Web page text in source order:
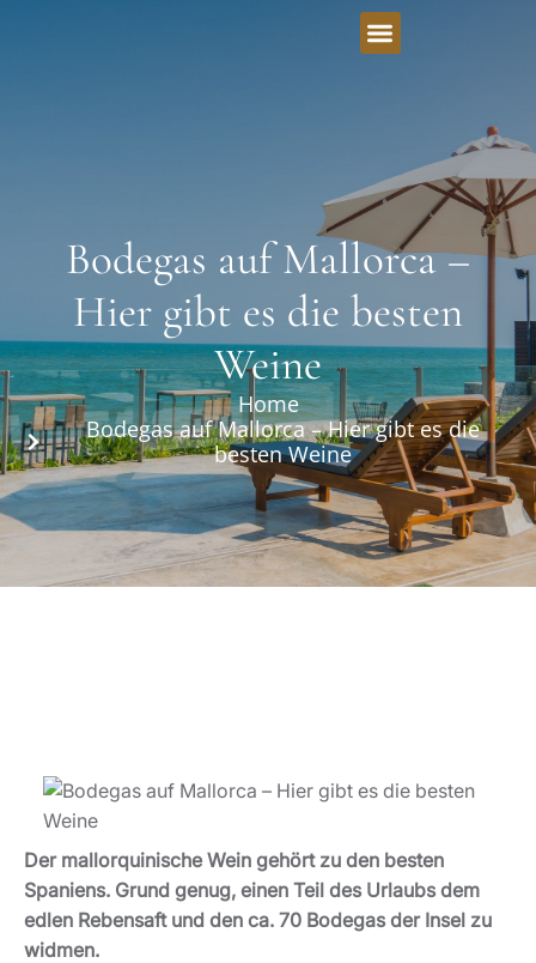
Bodegas auf Mallorca –
Hier gibt es die besten
Weine
Home
Bodegas auf Mallorca – Hier gibt es die
besten Weine
Der mallorquinische Wein gehört zu den besten
Spaniens. Grund genug, einen Teil des Urlaubs dem
edlen Rebensaft und den ca. 70 Bodegas der Insel zu
widmen.